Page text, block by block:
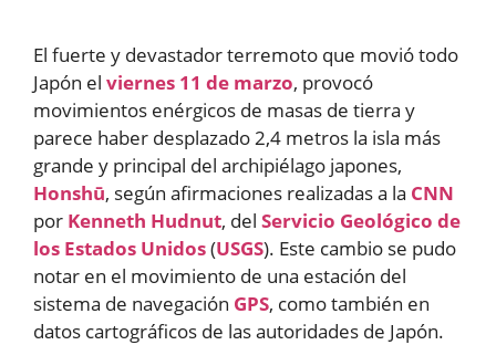
El fuerte y devastador terremoto que movió todo
Japón el viernes 11 de marzo, provocó
movimientos enérgicos de masas de tierra y
parece haber desplazado 2,4 metros la isla más
grande y principal del archipiélago japones,
Honshū, según afirmaciones realizadas a la CNN
por Kenneth Hudnut, del Servicio Geológico de
los Estados Unidos(USGS). Este cambio se pudo
notar en el movimiento de una estación del
sistema de navegación GPS, como también en
datos cartográficos de las autoridades de Japón.